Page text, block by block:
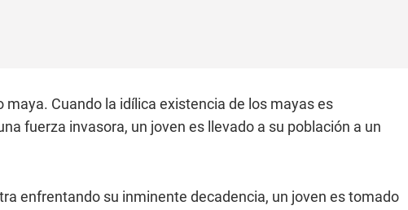
Cuando la idílica existencia de los mayas es
fuerza invasora, un joven es llevado a su población a un
enfrentando su inminente decadencia, un joven es tomado